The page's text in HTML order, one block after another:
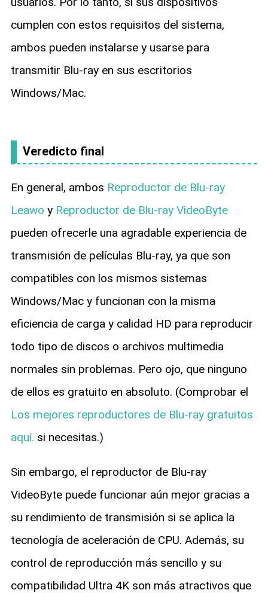
cumplen con estos requisitos del sistema,
ambos pueden instalarse y usarse para
transmitir Blu-ray en sus escritorios
Windows/Mac.
Veredicto final
En general, ambos Reproductor de Blu-ray
Leawo y Reproductor de Blu-ray VideoByte
pueden ofrecerle una agradable experiencia de
transmisión de películas Blu-ray, ya que son
compatibles con los mismos sistemas
Windows/Mac y funcionan con la misma
eficiencia de carga y calidad HD para reproducir
todo tipo de discos o archivos multimedia
normales sin problemas. Pero ojo, que ninguno
de ellos es gratuito en absoluto. (Comprobar el
Los mejores reproductores de Blu-ray gratuitos
aquí. si necesitas.)
Sin embargo, el reproductor de Blu-ray
VideoByte puede funcionar aún mejor gracias a
su rendimiento de transmisión si se aplica la
tecnología de aceleración de CPU. Además, su
control de reproducción más sencillo y su
compatibilidad Ultra 4K son más atractivos que